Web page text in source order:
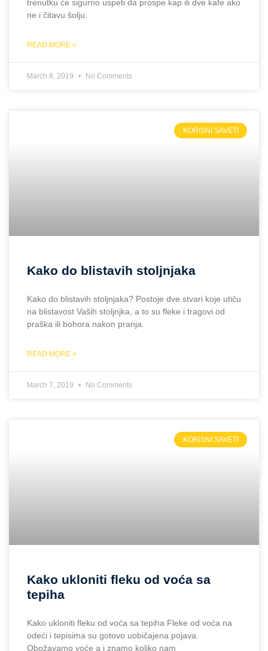
trenutku će sigurno uspeti da prospe kap ili dve kafe ako
ne i čitavu šolju.
READ MORE »
March 8, 2019 No Comments
KORISNI SAVETI
Kako do blistavih stoljnjaka
Kako do blistavih stoljnjaka? Postoje dve stvari koje utiču
na blistavost Vaših stoljnjka, a to su fleke i tragovi od
praška ili bohora nakon pranja.
READ MORE »
March 7, 2019 No Comments
KORISNI SAVETI
Kako ukloniti fleku od voća sa
tepiha
Kako ukloniti fleku od voća sa tepiha Fleke od voća na
odeći i tepisima su gotovo uobičajena pojava.
Obožavamo voće a i znamo koliko nam